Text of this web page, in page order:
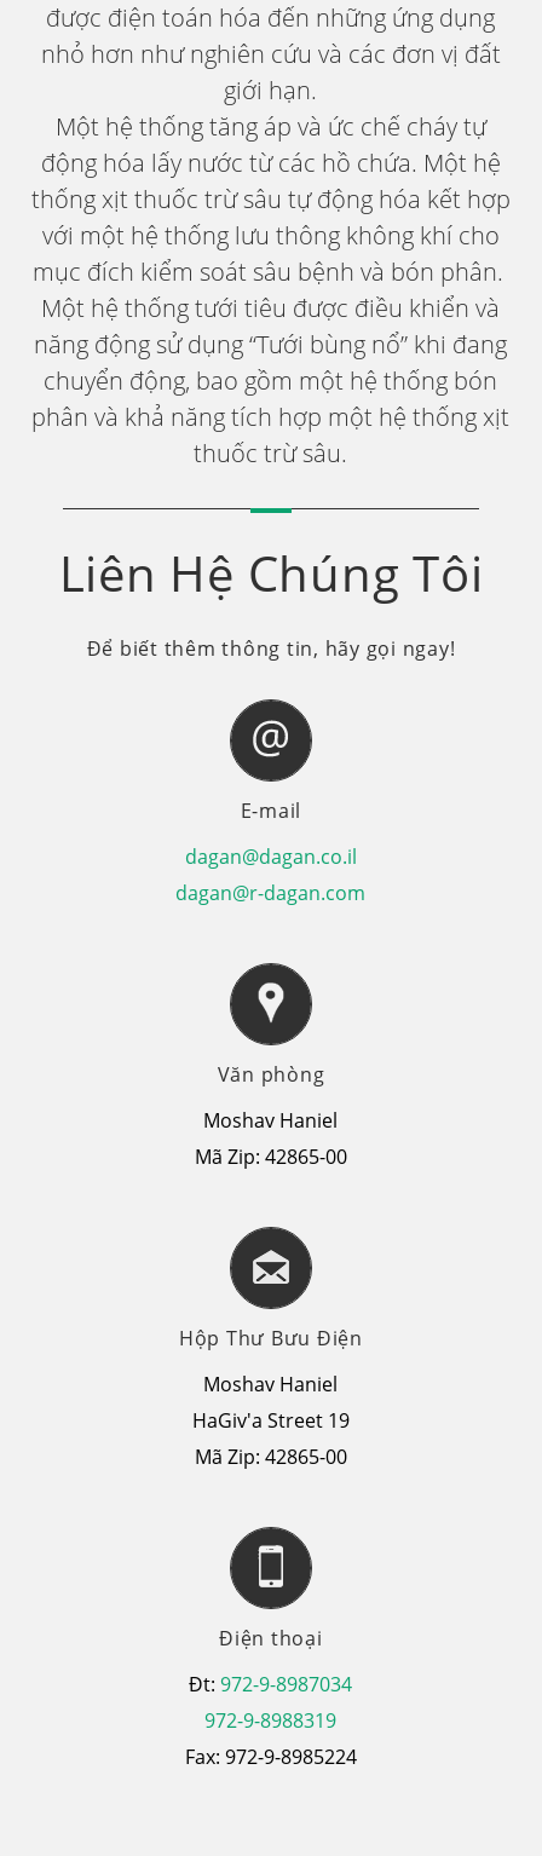
được điện toán hóa đến những ứng dụng
nhỏ hơn như nghiên cứu và các đơn vị đất
giới hạn.
Một hệ thống tăng áp và ức chế cháy tự
động hóa lấy nước từ các hồ chứa. Một hệ
thống xịt thuốc trừ sâu tự động hóa kết hợp
với một hệ thống lưu thông không khí cho
mục đích kiểm soát sâu bệnh và bón phân.
Một hệ thống tưới tiêu được điều khiển và
năng động sử dụng “Tưới bùng nổ” khi đang
chuyển động, bao gồm một hệ thống bón
phân và khả năng tích hợp một hệ thống xịt
thuốc trừ sâu.
Liên Hệ Chúng Tôi
Để biết thêm thông tin, hãy gọi ngay!
E-mail
dagan@dagan.co.il
dagan@r-dagan.com
Văn phòng
Moshav Haniel
Mã Zip: 42865-00
Hộp Thư Bưu Điện
Moshav Haniel
HaGiv'a Street 19
Mã Zip: 42865-00
Điện thoại
Đt:972-9-8987034
972-9-8988319
Fax: 972-9-8985224